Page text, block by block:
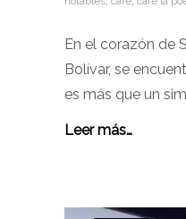
En el corazón de
Bolívar, se
es más que un
Leer más…